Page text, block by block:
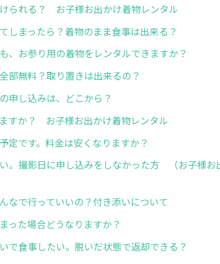
られる？ お子様お出かけ着物レンタル
しまったら？着物のまま食事は出来る？
、お参り用の着物をレンタルできますか？
部無料？取り置きは出来るの？
申し込みは、どこから？
すか？ お子様お出かけ着物レンタル
定です。料金は安くなりますか？
。撮影日に申し込みをしなかった方 （お子様お
なで行っていいの？付き添いについて
った場合どうなりますか？
で食事したい。脱いだ状態で返却できる？